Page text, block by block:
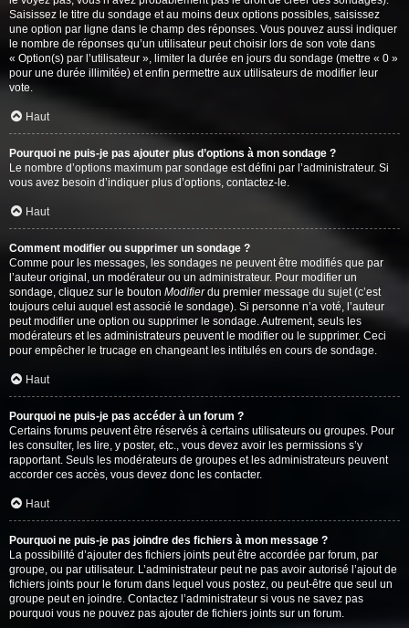
Saisissez le titre du sondage et au moins deux options possibles, saisissez
une option par ligne dans le champ des réponses. Vous pouvez aussi indiquer
le nombre de réponses qu’un utilisateur peut choisir lors de son vote dans
« Option(s) par l’utilisateur », limiter la durée en jours du sondage (mettre « 0 »
pour une durée illimitée) et enfin permettre aux utilisateurs de modifier leur
vote.
Haut
Pourquoi ne puis-je pas ajouter plus d’options à mon sondage ?
Le nombre d’options maximum par sondage est défini par l’administrateur. Si
vous avez besoin d’indiquer plus d’options, contactez-le.
Haut
Comment modifier ou supprimer un sondage ?
Comme pour les messages, les sondages ne peuvent être modifiés que par
l’auteur original, un modérateur ou un administrateur. Pour modifier un
sondage, cliquez sur le bouton Modifierdu premier message du sujet (c’est
toujours celui auquel est associé le sondage). Si personne n’a voté, l’auteur
peut modifier une option ou supprimer le sondage. Autrement, seuls les
modérateurs et les administrateurs peuvent le modifier ou le supprimer. Ceci
pour empêcher le trucage en changeant les intitulés en cours de sondage.
Haut
Pourquoi ne puis-je pas accéder à un forum ?
Certains forums peuvent être réservés à certains utilisateurs ou groupes. Pour
les consulter, les lire, y poster, etc., vous devez avoir les permissions s’y
rapportant. Seuls les modérateurs de groupes et les administrateurs peuvent
accorder ces accès, vous devez donc les contacter.
Haut
Pourquoi ne puis-je pas joindre des fichiers à mon message ?
La possibilité d’ajouter des fichiers joints peut être accordée par forum, par
groupe, ou par utilisateur. L’administrateur peut ne pas avoir autorisé l’ajout de
fichiers joints pour le forum dans lequel vous postez, ou peut-être que seul un
groupe peut en joindre. Contactez l’administrateur si vous ne savez pas
pourquoi vous ne pouvez pas ajouter de fichiers joints sur un forum.